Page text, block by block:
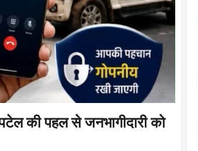
की पहल से जनभागीदारी को